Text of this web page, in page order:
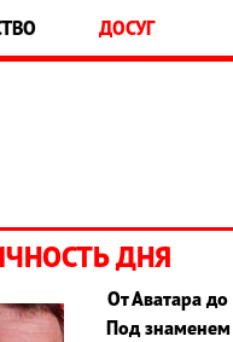
ДОСУГ
ДНЯ
От Аватара до
Под знаменем